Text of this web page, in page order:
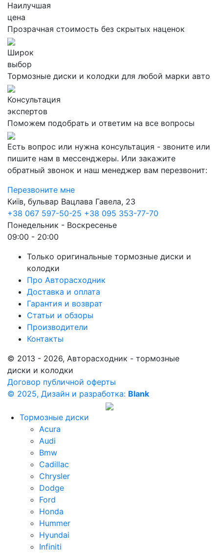
Наилучшая
цена
Прозрачная стоимость без скрытых наценок
Широк
выбор
Тормозные диски и колодки для любой марки авто
Консультация
экспертов
Поможем подобрать и ответим на все вопросы
Есть вопрос или нужна консультация - звоните или
пишите нам в мессенджеры. Или закажите
обратный звонок и наш менеджер вам перезвонит:
Перезвоните мне
Київ, бульвар Вацлава Гавела, 23
+38 067 597-50-25 +38 095 353-77-70
Понедельник - Воскресенье
09:00 - 20:00
Только оригинальные тормозные диски и
колодки
Про Авторасходник
Доставка и оплата
Гарантия и возврат
Статьи и обзоры
Производители
Контакты
© 2013 - 2026, Авторасходник - тормозные
диски и колодки
Договор публичной оферты
© 2025, Дизайн и разработка: Blank
Тормозные диски
Acura
Audi
Bmw
Cadillac
Chrysler
Dodge
Ford
Honda
Hummer
Hyundai
Infiniti